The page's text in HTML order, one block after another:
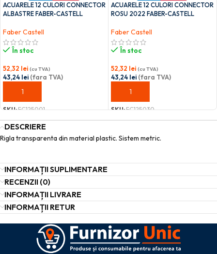
ACUARELE 12 CULORI CONNECTOR
ALBASTRE FABER-CASTELL
Faber Castell
În stoc
52,32 lei (cu TVA)
43,24 lei (fara TVA)
ADAUGĂ ÎN COȘ
SKU:FC125001
ACUARELE 12 CULORI CONNECTOR
ROSU 2022 FABER-CASTELL
Faber Castell
În stoc
52,32 lei (cu TVA)
43,24 lei (fara TVA)
ADAUGĂ ÎN COȘ
SKU:FC125030
DESCRIERE
Rigla transparenta din material plastic. Sistem metric.
INFORMAȚII SUPLIMENTARE
RECENZII (0)
INFORMAȚII LIVRARE
INFORMAȚII RETUR